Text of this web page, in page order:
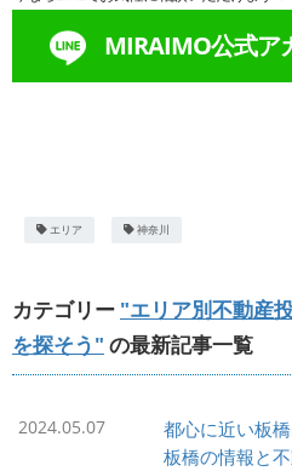
MIRAIMO公式ア
エリア 神奈川
カテゴリー "エリア別不動産
を探そう" の最新記事一覧
2024.05.07
都心に近い板
板橋の情報と